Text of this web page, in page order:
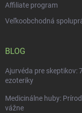
Affiliate program
Veľkoobchodná
BLOG
Ajurvéda pre skeptikov:
ezoteriky
Medicinálne huby:
vážne